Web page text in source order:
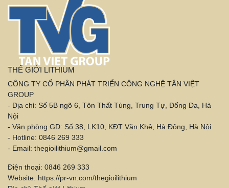
THẾ GIỚI LITHIUM
CÔNG TY CỔ PHẦN PHÁT TRIỂN CÔNG NGHỆ TÂN VIỆT
GROUP
- Địa chỉ: Số 5B ngõ 6, Tôn Thất Tùng, Trung Tự, Đống Đa, Hà
Nội
- Văn phòng GD: Số 38, LK10, KĐT Văn Khê, Hà Đông, Hà Nội
- Hotline: 0846 269 333
- Email: thegioilithium@gmail.com
Điện thoại: 0846 269 333
Website: https://pr-vn.com/thegioilithium